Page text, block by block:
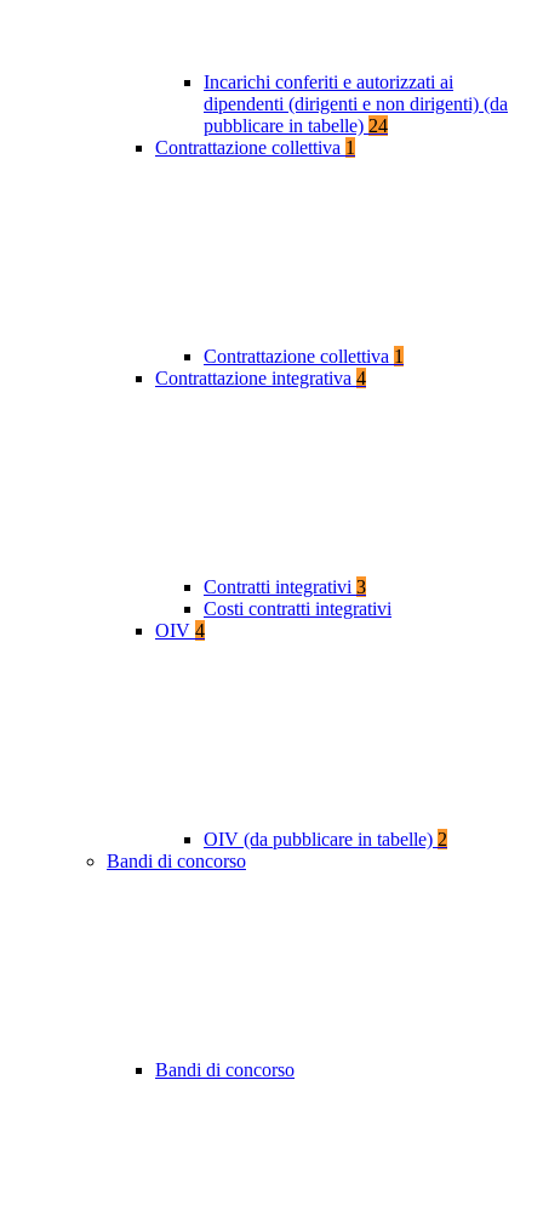
Incarichi conferiti e autorizzati ai
dipendenti (dirigenti e non dirigenti) (da
pubblicare in tabelle) 24
Contrattazione collettiva 1
Contrattazione collettiva 1
Contrattazione integrativa 4
Contratti integrativi 3
Costi contratti integrativi
OIV 4
OIV (da pubblicare in tabelle) 2
Bandi di concorso
Bandi di concorso